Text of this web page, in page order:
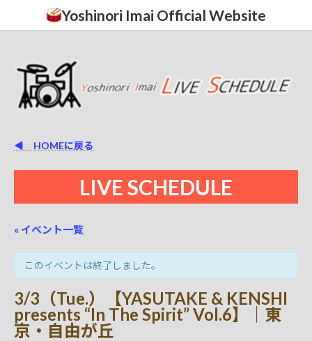
Yoshinori Imai Official Website
◀ HOMEに戻る
LIVE SCHEDULE
« イベント一覧
このイベントは終了しました。
3/3（Tue.）【YASUTAKE & KENSHI
presents “In The Spirit” Vol.6】｜東
京・自由が丘